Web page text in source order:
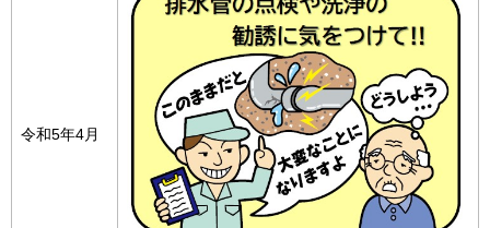
令和5年4月